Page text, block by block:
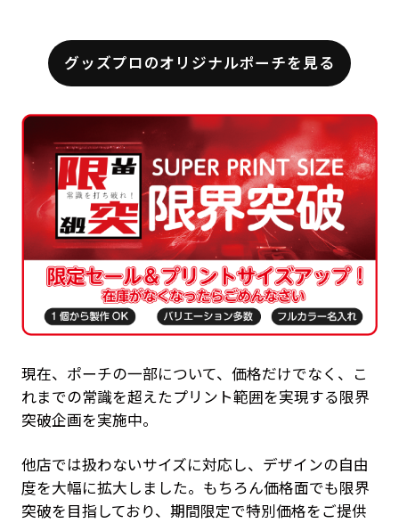
グッズプロのオリジナルポーチを見る
現在、ポーチの一部について、価格だけでなく、こ
れまでの常識を超えたプリント範囲を実現する限界
突破企画を実施中。
他店では扱わないサイズに対応し、デザインの自由
度を大幅に拡大しました。もちろん価格面でも限界
突破を目指しており、期間限定で特別価格をご提供